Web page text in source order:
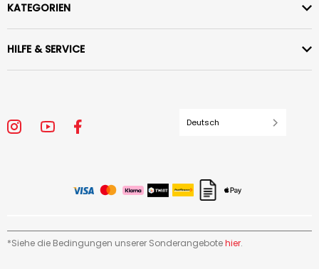
KATEGORIEN
HILFE & SERVICE
Deutsch
*Siehe die Bedingungen unserer Sonderangebotehier.